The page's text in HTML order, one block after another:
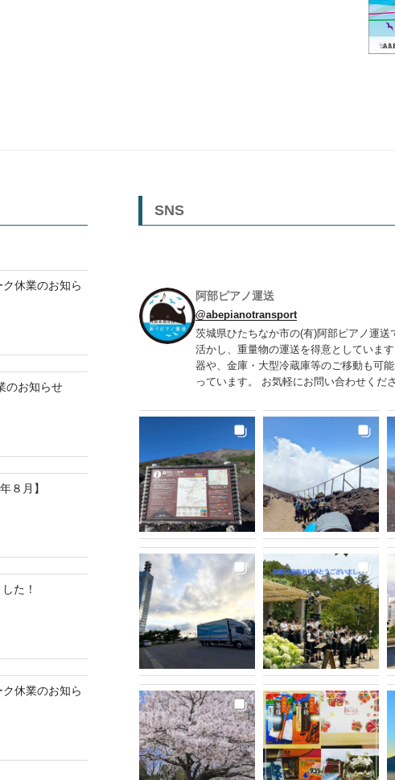
ク休業のお知ら
のお知らせ
８月】
た！
ク休業のお知ら
SNS
阿部ピアノ運送
@abepianotransport
茨城県ひたちなか市の(有)阿部ピアノ運
活かし、重量物の運送を得意としていま
器や、金庫・大型冷蔵庫等のご移動も可
っています。 お気軽にお問い合わせくだ